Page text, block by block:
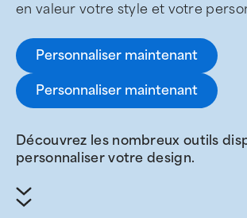
en valeur votre style et votre
Personnaliser maintenant
Personnaliser maintenant
Découvrez les nombreux outils
personnaliser votre design.